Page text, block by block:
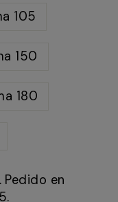
105
150
180
en